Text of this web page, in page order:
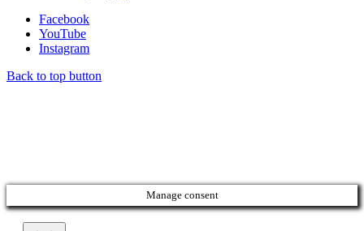
Facebook
YouTube
Instagram
Back to top button
Manage consent